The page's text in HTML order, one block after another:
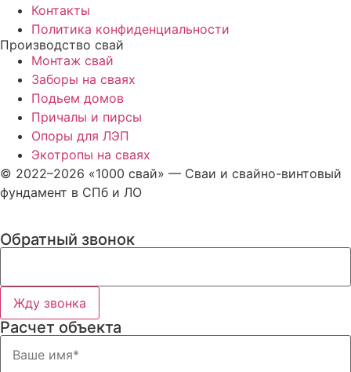
Контакты
Политика конфиденциальности
Производство свай
Монтаж свай
Заборы на сваях
Подьем домов
Причалы и пирсы
Опоры для ЛЭП
Экотропы на сваях
© 2022–2026 «1000 свай» — Сваи и свайно-винтовый
фундамент в СПб и ЛО
Обратный звонок
Жду звонка
Расчет объекта